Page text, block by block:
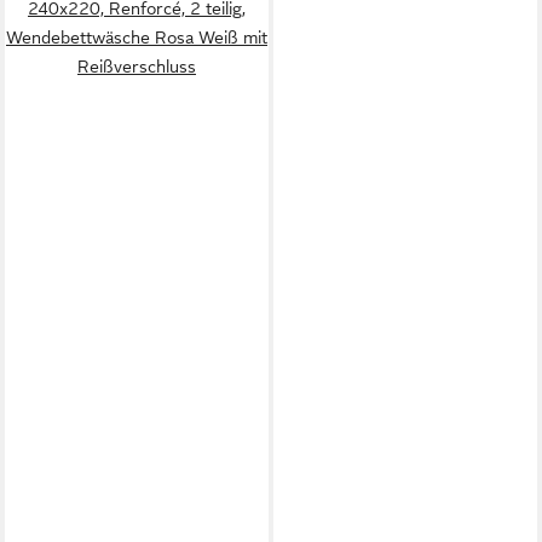
240x220, Renforcé, 2 teilig,
Wendebettwäsche Rosa Weiß mit
Reißverschluss